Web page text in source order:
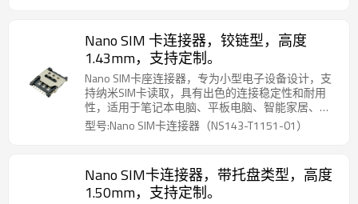
Nano SIM 卡连接器，铰链型，高度
1.43mm，支持定制。
Nano SIM卡座连接器，专为小型电子设备设计，支
持纳米SIM卡读取，具有出色的连接稳定性和耐用
性，适用于笔记本电脑、平板电脑、智能家居、移
动通讯等设备，确保可靠的通讯和数据传输。
型号:Nano SIM卡连接器（NS143-T1151-01）
Nano SIM卡连接器，带托盘类型，高度
1.50mm，支持定制。